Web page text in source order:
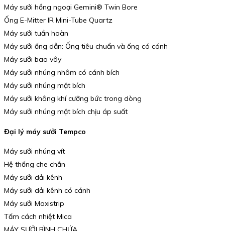
Máy sưởi hồng ngoại Gemini® Twin Bore
Ống E-Mitter IR Mini-Tube Quartz
Máy sưởi tuần hoàn
Máy sưởi ống dẫn: Ống tiêu chuẩn và ống có cánh
Máy sưởi bao vây
Máy sưởi nhúng nhôm có cánh bích
Máy sưởi nhúng mặt bích
Máy sưởi không khí cưỡng bức trong dòng
Máy sưởi nhúng mặt bích chịu áp suất
Đại lý máy sưởi Tempco
Máy sưởi nhúng vít
Hệ thống che chắn
Máy sưởi dải kênh
Máy sưởi dải kênh có cánh
Máy sưởi Maxistrip
Tấm cách nhiệt Mica